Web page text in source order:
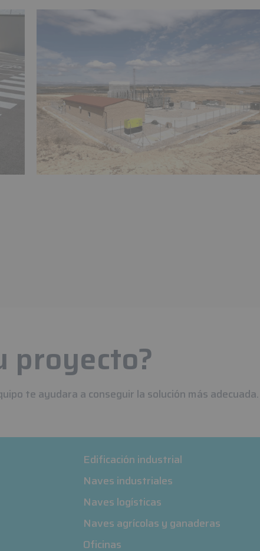
proyecto?
te ayudara a conseguir la solución más adecuada.
Edificación industrial
Naves industriales
Naves logísticas
Naves agrícolas y ganaderas
Oficinas